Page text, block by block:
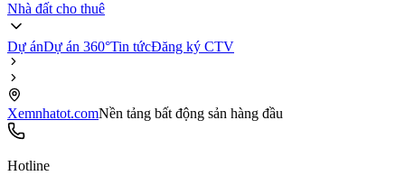
Nhà đất cho thuê
Dự ánDự án 360°Tin tứcĐăng ký CTV
Xemnhatot.comNền tảng bất động sản hàng đầu
Hotline